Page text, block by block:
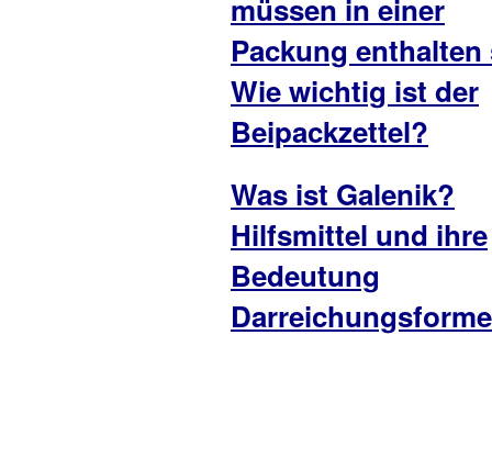
müssen in einer
Packung enthalten
Wie wichtig ist der
Beipackzettel?
Was ist Galenik?
Hilfsmittel und ihre
Bedeutung